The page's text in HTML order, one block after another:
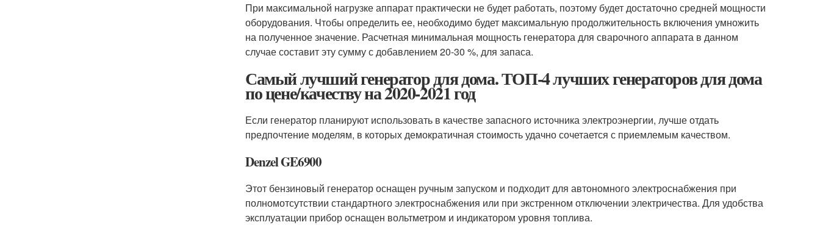
При максимальной нагрузке аппарат практически не будет работать, поэтому будет достаточно средней мощности
оборудования. Чтобы определить ее, необходимо будет максимальную продолжительность включения умножить
на полученное значение. Расчетная минимальная мощность генератора для сварочного аппарата в данном
случае составит эту сумму с добавлением 20-30 %, для запаса.
Самый лучший генератор для дома. ТОП-4 лучших генераторов для дома
по цене/качеству на 2020-2021 год
Если генератор планируют использовать в качестве запасного источника электроэнергии, лучше отдать
предпочтение моделям, в которых демократичная стоимость удачно сочетается с приемлемым качеством.
Denzel GE6900
Этот бензиновый генератор оснащен ручным запуском и подходит для автономного электроснабжения при
полномотсутствии стандартного электроснабжения или при экстренном отключении электричества. Для удобства
эксплуатации прибор оснащен вольтметром и индикатором уровня топлива.